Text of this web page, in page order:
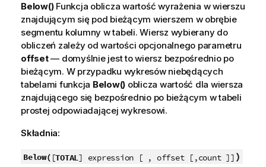
Below()Funkcja oblicza wartość wyrażenia w wierszu
znajdującym się pod bieżącym wierszem w obrębie
segmentu kolumny w tabeli. Wiersz wybierany do
obliczeń zależy od wartości opcjonalnego parametru
offset— domyślnie jest to wiersz bezpośrednio po
bieżącym. W przypadku wykresów niebędących
tabelami funkcja Below() oblicza wartość dla wiersza
znajdującego się bezpośrednio po bieżącym w tabeli
prostej odpowiadającej wykresowi.
Składnia:
Below( [TOTAL] expression [ , offset [,count ]] )